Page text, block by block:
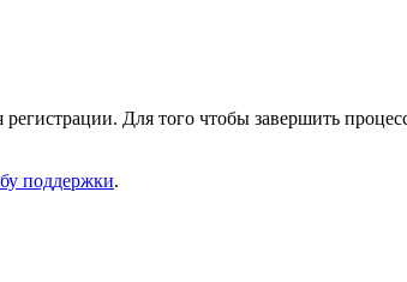
Для того чтобы завершить
поддержки.